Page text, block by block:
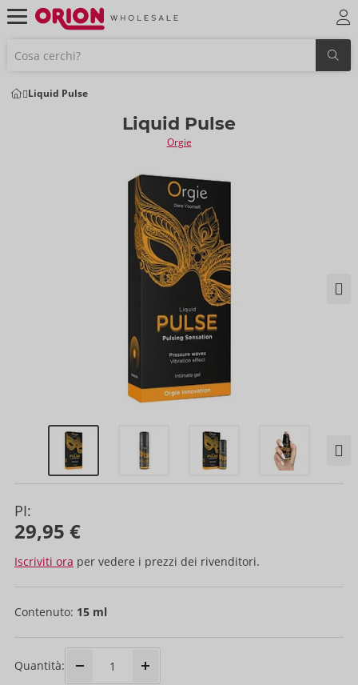
Liquid Pulse
Liquid Pulse
Orgie
PI:
29,95 €
Iscriviti ora per vedere i prezzi dei rivenditori.
Contenuto: 15 ml
Quantità: